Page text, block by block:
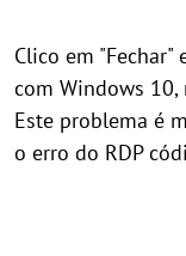
Clico em
com Windows 10,
Este problema é
o erro do RDP